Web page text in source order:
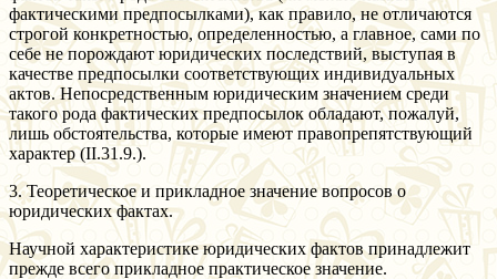
фактическими предпосылками), как правило, не отличаются
строгой конкретностью, определенностью, а главное, сами по
себе не порождают юридических последствий, выступая в
качестве предпосылки соответствующих индивидуальных
актов. Непосредственным юридическим значением среди
такого рода фактических предпосылок обладают, пожалуй,
лишь обстоятельства, которые имеют правопрепятствующий
характер (II.31.9.).
3. Теоретическое и прикладное значение вопросов о
юридических фактах.
Научной характеристике юридических фактов принадлежит
прежде всего прикладное практическое значение.